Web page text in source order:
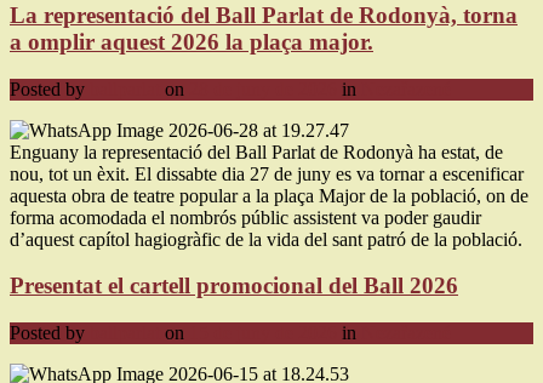
La representació del Ball Parlat de Rodonyà, torna
a omplir aquest 2026 la plaça major.
Posted by on in
Enguany la representació del Ball Parlat de Rodonyà ha estat, de
nou, tot un èxit. El dissabte dia 27 de juny es va tornar a escenificar
aquesta obra de teatre popular a la plaça Major de la població, on de
forma acomodada el nombrós públic assistent va poder gaudir
d’aquest capítol hagiogràfic de la vida del sant patró de la població.
Presentat el cartell promocional del Ball 2026
Posted by on in